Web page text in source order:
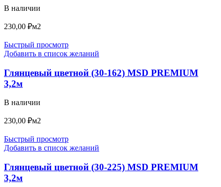
В наличии
230,00 ₽м2
Быстрый просмотр
Добавить в список желаний
Глянцевый цветной (30-162) MSD PREMIUM
3,2м
В наличии
230,00 ₽м2
Быстрый просмотр
Добавить в список желаний
Глянцевый цветной (30-225) MSD PREMIUM
3,2м